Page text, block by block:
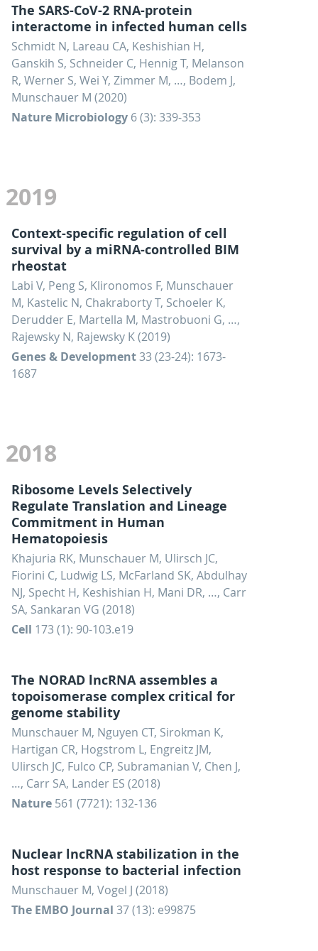
The SARS-CoV-2 RNA-protein
interactome in infected human cells
Schmidt N, Lareau CA, Keshishian H,
Ganskih S, Schneider C, Hennig T, Melanson
R, Werner S, Wei Y, Zimmer M, …, Bodem J,
Munschauer M (2020)
Nature Microbiology 6 (3): 339-353
2019
Context-specific regulation of cell
survival by a miRNA-controlled BIM
rheostat
Labi V, Peng S, Klironomos F, Munschauer
M, Kastelic N, Chakraborty T, Schoeler K,
Derudder E, Martella M, Mastrobuoni G, …,
Rajewsky N, Rajewsky K (2019)
Genes & Development33 (23-24): 1673-
1687
2018
Ribosome Levels Selectively
Regulate Translation and Lineage
Commitment in Human
Hematopoiesis
Khajuria RK, Munschauer M, Ulirsch JC,
Fiorini C, Ludwig LS, McFarland SK, Abdulhay
NJ, Specht H, Keshishian H, Mani DR, …, Carr
SA, Sankaran VG (2018)
Cell 173 (1): 90-103.e19
The NORAD lncRNA assembles a
topoisomerase complex critical for
genome stability
Munschauer M, Nguyen CT, Sirokman K,
Hartigan CR, Hogstrom L, Engreitz JM,
Ulirsch JC, Fulco CP, Subramanian V, Chen J,
…, Carr SA, Lander ES (2018)
Nature 561 (7721): 132-136
Nuclear lncRNA stabilization in the
host response to bacterial infection
Munschauer M, Vogel J (2018)
The EMBO Journal 37 (13): e99875